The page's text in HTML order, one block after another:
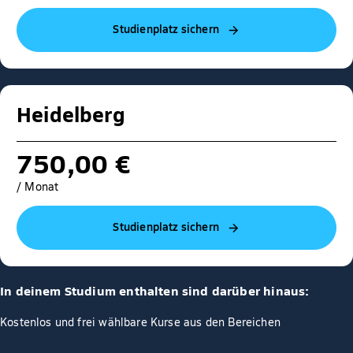
Studienplatz sichern
Heidelberg
750,00 €
/ Monat
Studienplatz sichern
In deinem Studium enthalten sind darüber hinaus:
Kostenlos und frei wählbare Kurse aus den Bereichen